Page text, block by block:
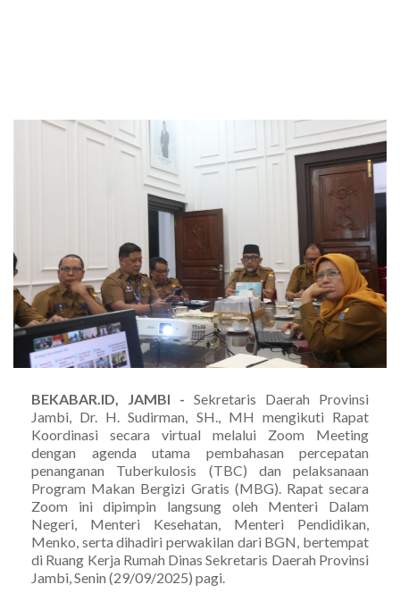
BEKABAR.ID, JAMBI - Sekretaris Daerah Provinsi
Jambi, Dr. H. Sudirman, SH., MH mengikuti Rapat
Koordinasi secara virtual melalui Zoom Meeting
dengan agenda utama pembahasan percepatan
penanganan Tuberkulosis (TBC) dan pelaksanaan
Program Makan Bergizi Gratis (MBG). Rapat secara
Zoom ini dipimpin langsung oleh Menteri Dalam
Negeri, Menteri Kesehatan, Menteri Pendidikan,
Menko, serta dihadiri perwakilan dari BGN, bertempat
di Ruang Kerja Rumah Dinas Sekretaris Daerah Provinsi
Jambi, Senin (29/09/2025) pagi.